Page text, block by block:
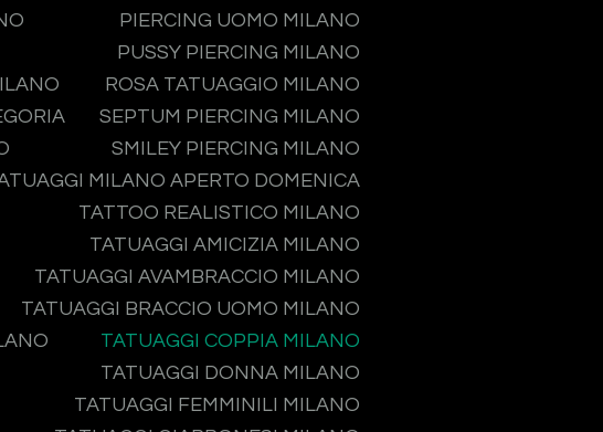
PIERCING UOMO MILANO
PUSSY PIERCING MILANO
ROSA TATUAGGIO MILANO
SEPTUM PIERCING MILANO
SMILEY PIERCING MILANO
MILANO APERTO DOMENICA
TATTOO REALISTICO MILANO
TATUAGGI AMICIZIA MILANO
TATUAGGI AVAMBRACCIO MILANO
TATUAGGI BRACCIO UOMO MILANO
TATUAGGI COPPIA MILANO
TATUAGGI DONNA MILANO
TATUAGGI FEMMINILI MILANO